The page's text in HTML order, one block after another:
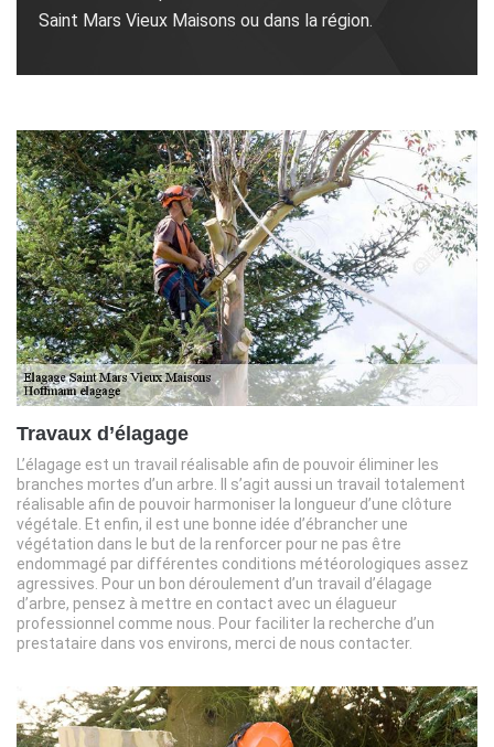
Saint Mars Vieux Maisons ou dans la région.
Travaux d’élagage
L’élagage est un travail réalisable afin de pouvoir éliminer les
branches mortes d’un arbre. Il s’agit aussi un travail totalement
réalisable afin de pouvoir harmoniser la longueur d’une clôture
végétale. Et enfin, il est une bonne idée d’ébrancher une
végétation dans le but de la renforcer pour ne pas être
endommagé par différentes conditions météorologiques assez
agressives. Pour un bon déroulement d’un travail d’élagage
d’arbre, pensez à mettre en contact avec un élagueur
professionnel comme nous. Pour faciliter la recherche d’un
prestataire dans vos environs, merci de nous contacter.